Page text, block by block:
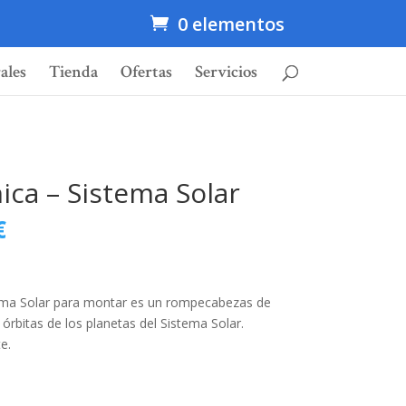
0 elementos
Tienda Ofertas Servicios
– Sistema Solar
Solar para montar es un rompecabezas de
de los planetas del Sistema Solar.